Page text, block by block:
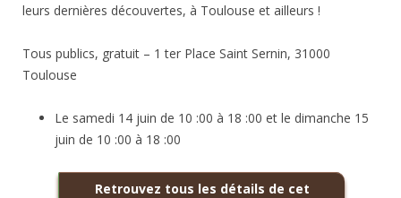
leurs dernières découvertes, à Toulouse et ailleurs !
Tous publics, gratuit – 1 ter Place Saint Sernin, 31000
Toulouse
Le samedi 14 juin de 10 :00 à 18 :00 et le dimanche 15
juin de 10 :00 à 18 :00
Retrouvez tous les détails de cet